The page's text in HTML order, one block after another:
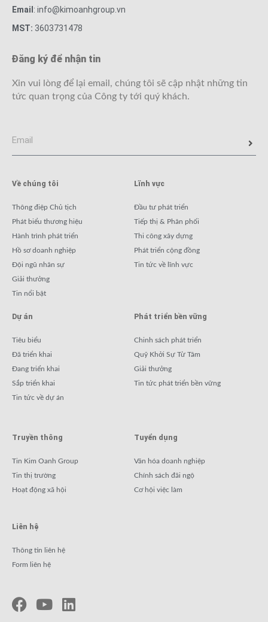
Email : info@kimoanhgroup.vn
MST: 3603731478
Đăng ký để nhận tin
Xin vui lòng để lại email, chúng tôi sẽ cập nhật những tin
tức quan trọng của Công ty tới quý khách.
Về chúng tôi
Thông điệp Chủ tịch
Phát biểu thương hiệu
Hành trình phát triển
Hồ sơ doanh nghiệp
Đội ngũ nhân sự
Giải thưởng
Tin nổi bật
Lĩnh vực
Đầu tư phát triển
Tiếp thị & Phân phối
Thi công xây dựng
Phát triển cộng đồng
Tin tức về lĩnh vực
Dự án
Tiêu biểu
Đã triển khai
Đang triển khai
Sắp triển khai
Tin tức về dự án
Phát triển bền vững
Chinh sách phát triển
Quỹ Khởi Sự Từ Tâm
Giải thưởng
Tin tức phát triển bền vững
Truyền thông
Tin Kim Oanh Group
Tin thị trường
Hoạt động xã hội
Tuyển dụng
Văn hóa doanh nghiệp
Chính sách đãi ngộ
Cơ hội việc làm
Liên hệ
Thông tin liên hệ
Form liên hệ